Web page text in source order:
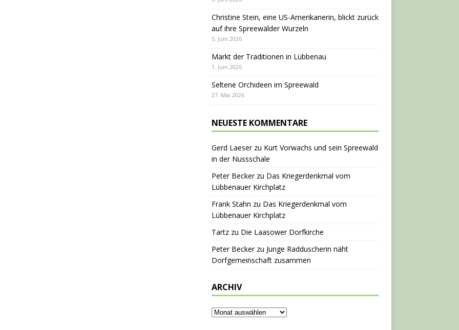
Christine Stein, eine US-Amerikanerin, blickt zurück
auf ihre Spreewälder Wurzeln
5. Juni 2026
Markt der Traditionen in Lübbenau
1. Juni 2026
Seltene Orchideen im Spreewald
27. Mai 2026
NEUESTE KOMMENTARE
Gerd Laeserzu Kurt Vorwachs und sein Spreewald
in der Nussschale
Peter Beckerzu Das Kriegerdenkmal vom
Lübbenauer Kirchplatz
Frank Stahn zu Das Kriegerdenkmal vom
Lübbenauer Kirchplatz
Tartzzu Die Laasower Dorfkirche
Peter Beckerzu Junge Radduscherin näht
Dorfgemeinschaft zusammen
ARCHIV